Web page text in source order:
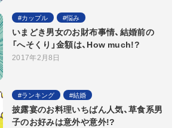
カップル 悩み
いまどき男女のお財布事情、結婚前の
「へそくり」金額は、How much!?
2017年2月8日
ランキング 結婚
披露宴のお料理いちばん人気、草食系男
子のお好みは意外や意外!?